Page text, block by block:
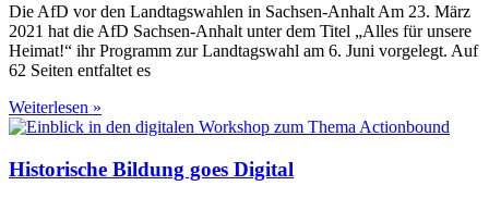
Die AfD vor den Landtagswahlen in Sachsen-Anhalt Am 23. März
2021 hat die AfD Sachsen-Anhalt unter dem Titel „Alles für unsere
Heimat!“ ihr Programm zur Landtagswahl am 6. Juni vorgelegt. Auf
62 Seiten entfaltet es
Weiterlesen »
Historische Bildung goes Digital